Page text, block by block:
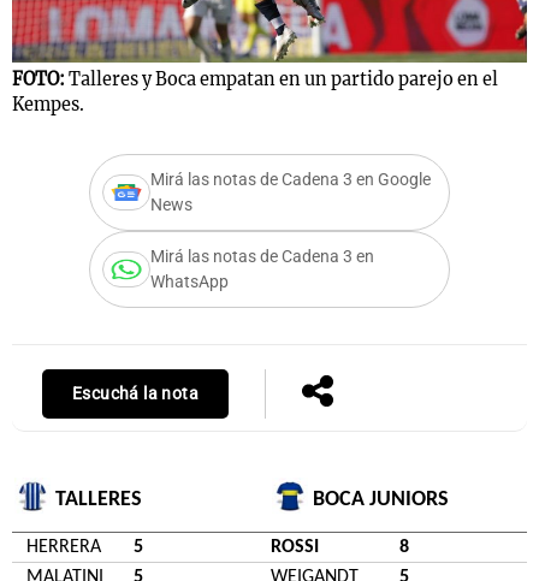
FOTO: Talleres y Boca empatan en un partido parejo en el
Kempes.
Mirá las notas de Cadena 3 en Google
News
Mirá las notas de Cadena 3 en
WhatsApp
Escuchá la nota
TALLERES BOCA JUNIORS
HERRERA 5 ROSSI
8
Mundial 2026
La Sole en
Cadena 3